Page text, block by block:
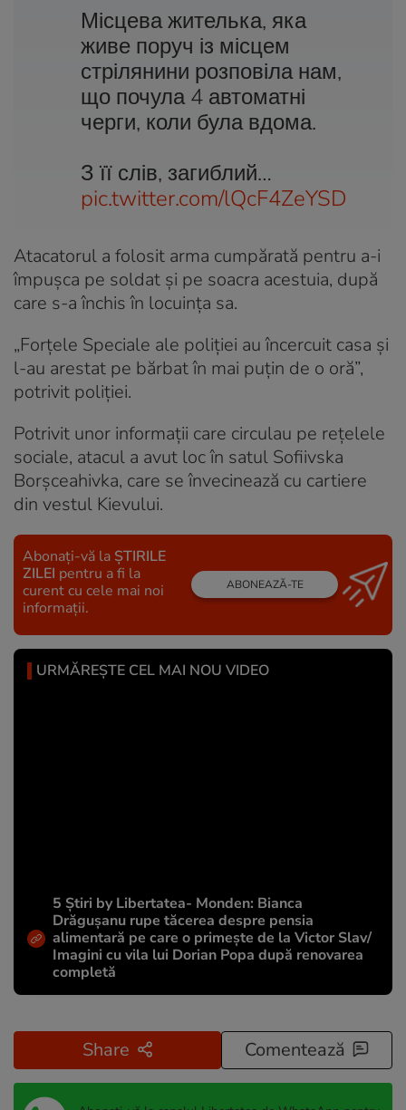
Місцева жителька, яка
живе поруч із місцем
стрілянини розповіла нам,
що почула 4 автоматні
черги, коли була вдома.
З її слів, загиблий…
pic.twitter.com/lQcF4ZeYSD
Atacatorul a folosit arma cumpărată pentru a-i
împuşca pe soldat şi pe soacra acestuia, după
care s-a închis în locuinţa sa.
„Forţele Speciale ale poliţiei au încercuit casa şi
l-au arestat pe bărbat în mai puţin de o oră”,
potrivit poliţiei.
Potrivit unor informaţii care circulau pe reţelele
sociale, atacul a avut loc în satul Sofiivska
Borşceahivka, care se învecinează cu cartiere
din vestul Kievului.
Abonați-vă la ȘTIRILE
ZILEI pentru a fi la
curent cu cele mai noi
informații.
ABONEAZĂ-TE
URMĂREȘTE CEL MAI NOU VIDEO
5 Știri by Libertatea- Monden: Bianca
Drăgușanu rupe tăcerea despre pensia
alimentară pe care o primește de la Victor Slav/
Imagini cu vila lui Dorian Popa după renovarea
completă
Share Comentează